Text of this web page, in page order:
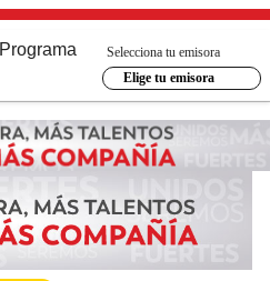
Programa
Selecciona tu emisora
Elige tu emisora